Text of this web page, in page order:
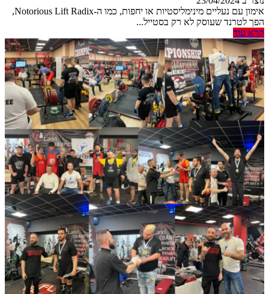
אימון עם נעליים מינימליסטיות או יחפות, כמו ה-Notorious Lift Radix,
הפך לטרנד שעוסק לא רק בסטייל...
קרא עוד